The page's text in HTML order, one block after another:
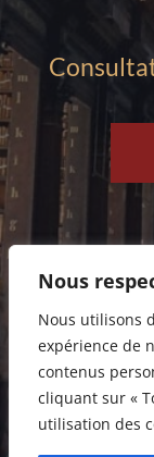
Nous
Nous utilisons
expérience de
contenus
cliquant sur «
utilisation des
Conditions
Politique de
vos droits